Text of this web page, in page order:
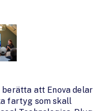
berätta att Enova delar
fartyg som skall